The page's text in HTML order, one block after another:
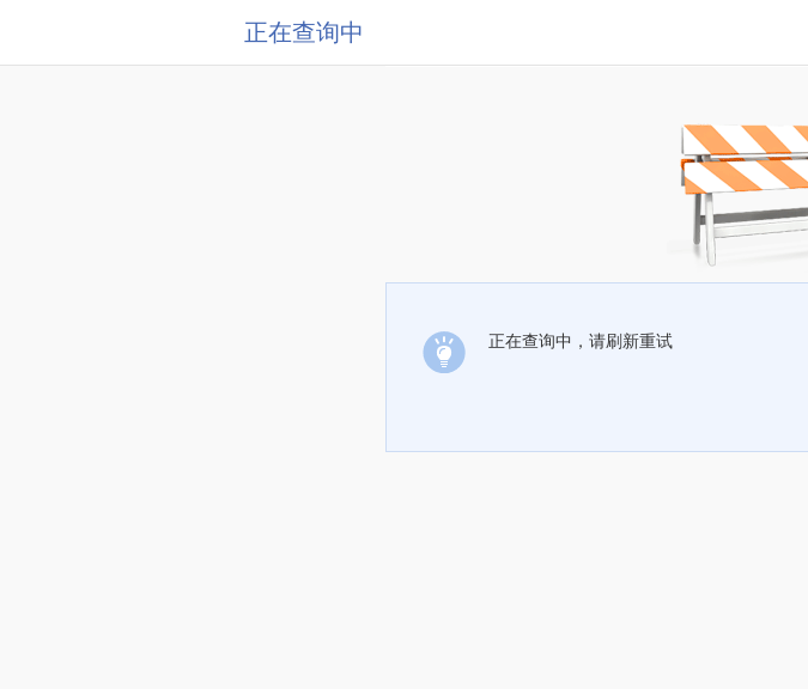
正在查询中
正在查询中，请刷新重试